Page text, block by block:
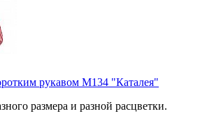
рукавом М134 "Каталея"
размера и разной расцветки.